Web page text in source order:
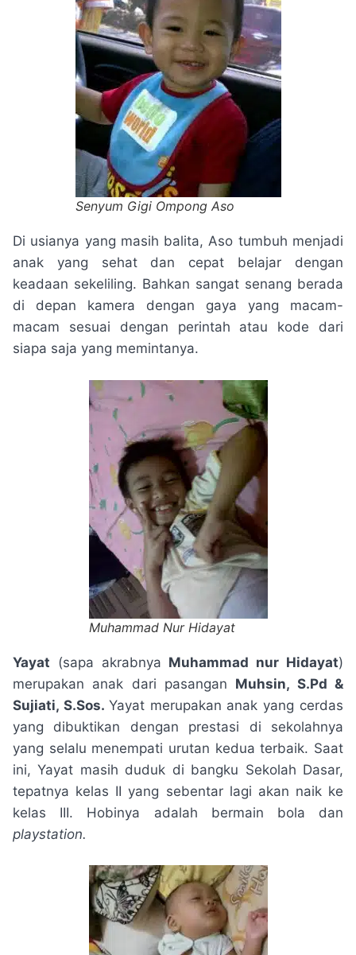
Senyum Gigi Ompong Aso
Di usianya yang masih balita, Aso tumbuh menjadi
anak yang sehat dan cepat belajar dengan
keadaan sekeliling. Bahkan sangat senang berada
di depan kamera dengan gaya yang macam-
macam sesuai dengan perintah atau kode dari
siapa saja yang memintanya.
Muhammad Nur Hidayat
Yayat (sapa akrabnya Muhammad nur Hidayat)
merupakan anak dari pasangan Muhsin, S.Pd &
Sujiati, S.Sos. Yayat merupakan anak yang cerdas
yang dibuktikan dengan prestasi di sekolahnya
yang selalu menempati urutan kedua terbaik. Saat
ini, Yayat masih duduk di bangku Sekolah Dasar,
tepatnya kelas II yang sebentar lagi akan naik ke
kelas III. Hobinya adalah bermain bola dan
playstation.